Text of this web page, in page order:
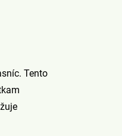
Tento